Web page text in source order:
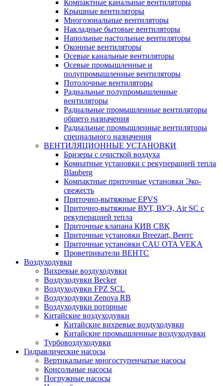
Компактные канальные вентиляторы
Крышные вентиляторы
Многозональные вентиляторы
Накладные бытовые вентиляторы
Напольные настольные вентиляторы
Оконные вентиляторы
Осевые канальные вентиляторы
Осевые промышленные и
полупромышленные вентиляторы
Потолочные вентиляторы
Радиальные полупромышленные
вентиляторы
Радиальные промышленные вентиляторы
общего назначения
Радиальные промышленные вентиляторы
специального назначения
ВЕНТИЛЯЦИОННЫЕ УСТАНОВКИ
Бризеры с очисткой воздуха
Комнатные установки с рекуперацией тепла
Blauberg
Компактные приточные установки Эко-
свежесть
Приточно-вытяжные EPVS
Приточно-вытяжные ВУТ, ВУЭ, Air SC с
рекуперацией тепла
Приточные клапана КИВ СВК
Приточные установки Breezart, Вентс
Приточные установки CAU OTA VEKA
Проветриватели ВЕНТС
Воздуходувки
Вихревые воздуходувки
Воздуходувки Becker
Воздуходувки FPZ SCL
Воздуходувки Zenova RB
Воздуходувки роторные
Китайские воздуходувки
Китайские вихревые воздуходувки
Китайские промышленные воздуходувки
Турбовоздуходувки
Гидравлические насосы
Вертикальные многоступенчатые насосы
Консольные насосы
Погружные насосы